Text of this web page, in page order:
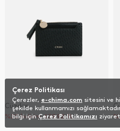
Cüzdan
%20 İndirim 639,92TL
Çerez Politikası
Çerezler, e-chima.com sitesini ve
şekilde kullanmamızı
bilgi içinÇerez Politikamızı